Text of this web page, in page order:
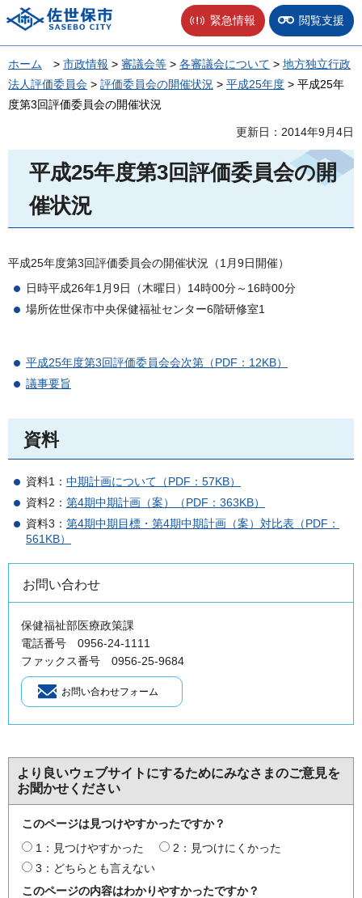
佐世保市 緊急情報 閲覧支援
ホーム > 市政情報 > 審議会等 > 各審議会について > 地方独立行政
法人評価委員会 > 評価委員会の開催状況 > 平成25年度 > 平成25年
度第3回評価委員会の開催状況
更新日：2014年9月4日
平成25年度第3回評価委員会の開
催状況
平成25年度第3回評価委員会の開催状況（1月9日開催）
日時平成26年1月9日（木曜日）14時00分～16時00分
場所佐世保市中央保健福祉センター6階研修室1
平成25年度第3回評価委員会会次第（PDF：12KB）
議事要旨
資料
資料1： 中期計画について（PDF：57KB）
資料2： 第4期中期計画（案）（PDF：363KB）
資料3： 第4期中期目標・第4期中期計画（案）対比表（PDF：
561KB）
お問い合わせ
保健福祉部医療政策課
電話番号 0956-24-1111
ファックス番号 0956-25-9684
より良いウェブサイトにするためにみなさまのご意見を
お聞かせください
このページは見つけやすかったですか？
1：見つけやすかった
2：見つけにくかった
3：どちらとも言えない
このページの内容はわかりやすかったですか？